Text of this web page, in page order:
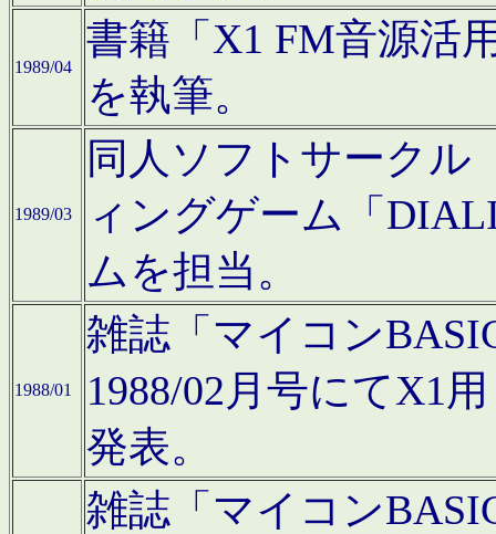
1989/04
書籍「X1 FM音源活
を執筆。
1989/03
同人ソフトサークル
ィングゲーム「
ムを担当。
1988/01
雑誌「マイコン
1988/02月号にてX1
発表。
雑誌「マイコン